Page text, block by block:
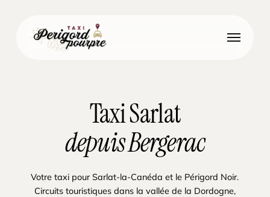
Menu
Taxi Sarlat
depuis Bergerac
Votre taxi pour Sarlat-la-Canéda et le Périgord Noir.
Circuits touristiques dans la vallée de la Dordogne,